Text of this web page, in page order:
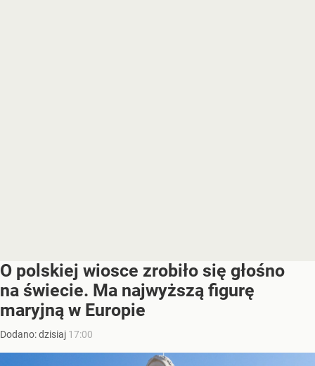
O polskiej wiosce zrobiło się głośno
na świecie. Ma najwyższą figurę
maryjną w Europie
Dodano:dzisiaj 17:00